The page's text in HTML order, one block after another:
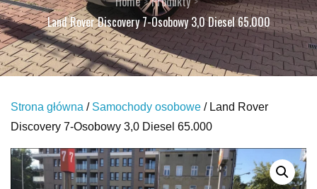
Land Rover Discovery 7-Osobowy 3,0 Diesel 65.000
Strona główna / Samochody osobowe / Land Rover
Discovery 7-Osobowy 3,0 Diesel 65.000